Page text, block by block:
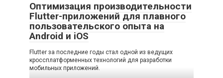
Оптимизация производительности
Flutter-приложений для плавного
пользовательского опыта на
Android и iOS
Flutter за последние годы стал одной из ведущих
кроссплатформенных технологий для разработки
мобильных приложений.